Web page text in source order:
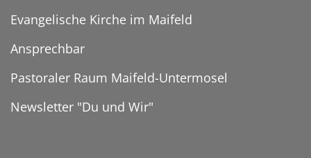
Evangelische Kirche im Maifeld
Ansprechbar
Pastoraler Raum Maifeld-Untermosel
Newsletter "Du und Wir"